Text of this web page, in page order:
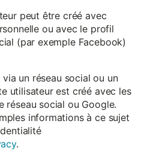
peut être créé avec
ou avec le profil
(par exemple Facebook)
un réseau social ou un
utilisateur est créé avec les
réseau social ou Google.
informations à ce sujet
.